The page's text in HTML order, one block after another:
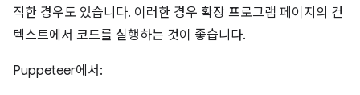
직한 경우도 있습니다. 이러한 경우 확장 프로그램 페이지의 컨
텍스트에서 코드를 실행하는 것이 좋습니다.
Puppeteer에서: